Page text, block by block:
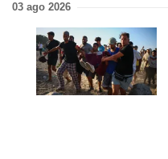
03 ago 2026